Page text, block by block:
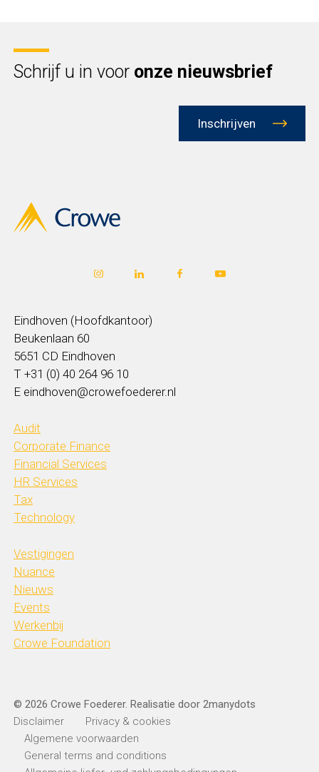
Schrijf u in voor onze nieuwsbrief
Inschrijven
Eindhoven (Hoofdkantoor)
Beukenlaan 60
5651 CD Eindhoven
T +31 (0) 40 264 96 10
E eindhoven@crowefoederer.nl
Audit
Corporate Finance
Financial Services
HR Services
Tax
Technology
Vestigingen
Nuance
Nieuws
Events
Werkenbij
Crowe Foundation
© 2026 Crowe Foederer. Realisatie door 2manydots
Disclaimer
Privacy & cookies
Algemene voorwaarden
General terms and conditions